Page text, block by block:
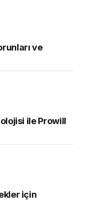
ve
ile Prowill
için